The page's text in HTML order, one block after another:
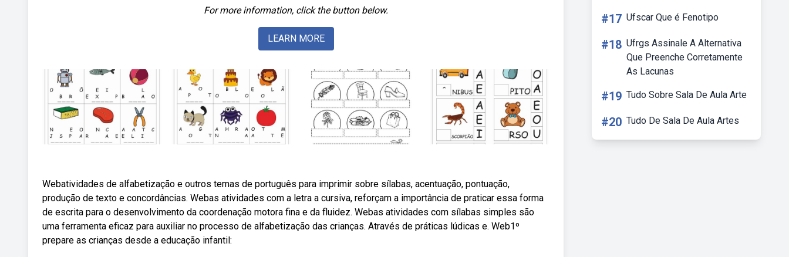
For more information, click the button below.
LEARN MORE
Webatividades de alfabetização e outros temas de português para imprimir sobre sílabas, acentuação, pontuação,
produção de texto e concordâncias. Webas atividades com a letra a cursiva, reforçam a importância de praticar essa forma
de escrita para o desenvolvimento da coordenação motora fina e da fluidez. Webas atividades com sílabas simples são
uma ferramenta eficaz para auxiliar no processo de alfabetização das crianças. Através de práticas lúdicas e. Web1º
prepare as crianças desde a educação infantil:
#17 Ufscar Que é Fenotipo
#18 Ufrgs Assinale A Alternativa
Que Preenche Corretamente
As Lacunas
#19 Tudo Sobre Sala De Aula Arte
#20 Tudo De Sala De Aula Artes